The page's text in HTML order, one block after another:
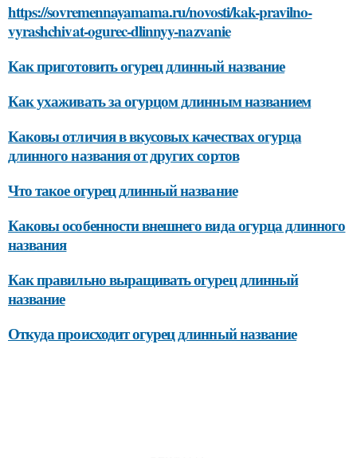
https://sovremennayamama.ru/novosti/kak-pravilno-
vyrashchivat-ogurec-dlinnyy-nazvanie
Как приготовить огурец длинный название
Как ухаживать за огурцом длинным названием
Каковы отличия в вкусовых качествах огурца
длинного названия от других сортов
Что такое огурец длинный название
Каковы особенности внешнего вида огурца длинного
названия
Как правильно выращивать огурец длинный
название
Откуда происходит огурец длинный название